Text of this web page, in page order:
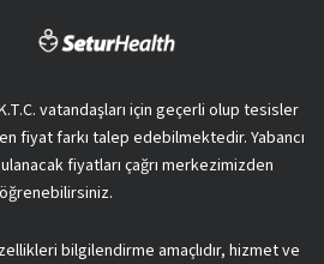
vatandaşları için geçerli olup tesisler
fiyat farkı talep edebilmektedir. Yabancı
fiyatları çağrı merkezimizden
öğrenebilirsiniz.
bilgilendirme amaçlıdır, hizmet ve